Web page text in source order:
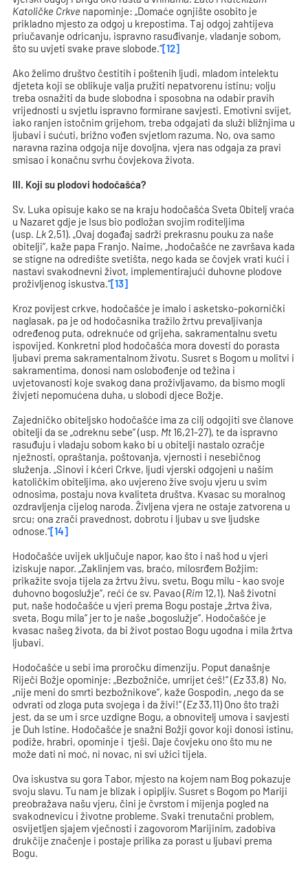
Katoličke Crkve napominje: „Domaće ognjište osobito je
prikladno mjesto za odgoj u krepostima. Taj odgoj zahtijeva
priučavanje odricanju, ispravno rasuđivanje, vladanje sobom,
što su uvjeti svake prave slobode.“[12]
Ako želimo društvo čestitih i poštenih ljudi, mladom intelektu
djeteta koji se oblikuje valja pružiti nepatvorenu istinu; volju
treba osnažiti da bude slobodna i sposobna na odabir pravih
vrijednosti u svjetlu ispravno formirane savjesti. Emotivni svijet,
iako ranjen istočnim grijehom, treba odgajati da služi bližnjima u
ljubavi i sućuti, brižno vođen svjetlom razuma. No, ova samo
naravna razina odgoja nije dovoljna, vjera nas odgaja za pravi
smisao i konačnu svrhu čovjekova života.
III. Koji su plodovi hodočašća?
Sv. Luka opisuje kako se na kraju hodočašća Sveta Obitelj vraća
u Nazaret gdje je Isus bio podložan svojim roditeljima
(usp. Lk 2,51). „Ovaj događaj sadrži prekrasnu pouku za naše
obitelji“, kaže papa Franjo. Naime, „hodočašće ne završava kada
se stigne na odredište svetišta, nego kada se čovjek vrati kući i
nastavi svakodnevni život, implementirajući duhovne plodove
proživljenog iskustva.“[13]
Kroz povijest crkve, hodočašće je imalo i asketsko-pokornički
naglasak, pa je od hodočasnika tražilo žrtvu prevaljivanja
određenog puta, odreknuće od grijeha, sakramentalnu svetu
ispovijed. Konkretni plod hodočašća mora dovesti do porasta
ljubavi prema sakramentalnom životu. Susret s Bogom u molitvi i
sakramentima, donosi nam oslobođenje od težina i
uvjetovanosti koje svakog dana proživljavamo, da bismo mogli
živjeti nepomućena duha, u slobodi djece Božje.
Zajedničko obiteljsko hodočašće ima za cilj odgojiti sve članove
obitelji da se „odreknu sebe“ (usp. Mt 16,21-27), te da ispravno
rasuđuju i vladaju sobom kako bi u obitelji nastalo ozračje
nježnosti, opraštanja, poštovanja, vjernosti i nesebičnog
služenja. „Sinovi i kćeri Crkve, ljudi vjerski odgojeni u našim
katoličkim obiteljima, ako uvjereno žive svoju vjeru u svim
odnosima, postaju nova kvaliteta društva. Kvasac su moralnog
ozdravljenja cijelog naroda. Življena vjera ne ostaje zatvorena u
srcu; ona zrači pravednost, dobrotu i ljubav u sve ljudske
odnose.“[14]
Hodočašće uvijek uključuje napor, kao što i naš hod u vjeri
iziskuje napor. „Zaklinjem vas, braćo, milosrđem Božjim:
prikažite svoja tijela za žrtvu živu, svetu, Bogu milu - kao svoje
duhovno bogoslužje“, reći će sv. Pavao (Rim 12,1). Naš životni
put, naše hodočašće u vjeri prema Bogu postaje „žrtva živa,
sveta, Bogu mila“ jer to je naše „bogoslužje“. Hodočašće je
kvasac našeg života, da bi život postao Bogu ugodna i mila žrtva
ljubavi.
Hodočašće u sebi ima proročku dimenziju. Poput današnje
Riječi Božje opominje: „Bezbožniče, umrijet ćeš!“ (Ez33,8) No,
„nije meni do smrti bezbožnikove“, kaže Gospodin, „nego da se
odvrati od zloga puta svojega i da živi!“ (Ez33,11) Ono što traži
jest, da se um i srce uzdigne Bogu, a obnovitelj umova i savjesti
je Duh Istine. Hodočašće je snažni Božji govor koji donosi istinu,
podiže, hrabri, opominje i tješi. Daje čovjeku ono što mu ne
može dati ni moć, ni novac, ni svi užici tijela.
Ova iskustva su gora Tabor, mjesto na kojem nam Bog pokazuje
svoju slavu. Tu nam je blizak i opipljiv. Susret s Bogom po Mariji
preobražava našu vjeru, čini je čvrstom i mijenja pogled na
svakodnevicu i životne probleme. Svaki trenutačni problem,
osvijetljen sjajem vječnosti i zagovorom Marijinim, zadobiva
drukčije značenje i postaje prilika za porast u ljubavi prema
Bogu.